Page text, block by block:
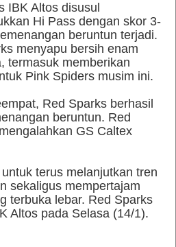
IBK Altos disusul
Hi Pass dengan skor 3-
beruntun terjadi.
menyapu bersih enam
termasuk memberikan
Pink Spiders musim ini.
Red Sparks berhasil
beruntun. Red
GS Caltex
terus melanjutkan tren
sekaligus mempertajam
terbuka lebar. Red Sparks
Altos pada Selasa (14/1).